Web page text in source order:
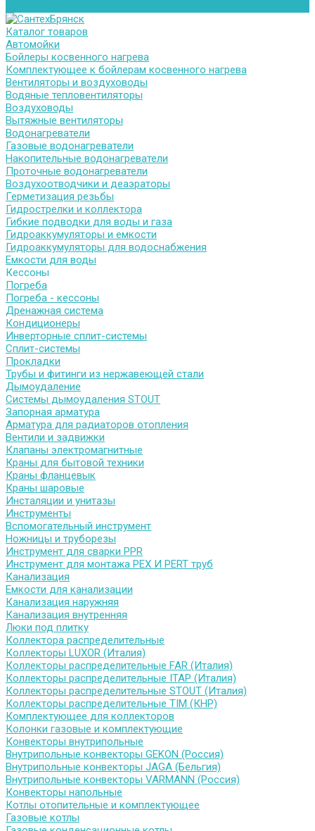
Каталог товаров
Автомойки
Бойлеры косвенного нагрева
Комплектующее к бойлерам косвенного нагрева
Вентиляторы и воздуховоды
Водяные тепловентиляторы
Воздуховоды
Вытяжные вентиляторы
Водонагреватели
Газовые водонагреватели
Накопительные водонагреватели
Проточные водонагреватели
Воздухоотводчики и деаэраторы
Герметизация резьбы
Гидрострелки и коллектора
Гибкие подводки для воды и газа
Гидроаккумуляторы и емкости
Гидроаккумуляторы для водоснабжения
Емкости для воды
Кессоны
Погреба
Погреба - кессоны
Дренажная система
Кондиционеры
Инверторные сплит-системы
Сплит-системы
Прокладки
Трубы и фитинги из нержавеющей стали
Дымоудаление
Системы дымоудаления STOUT
Запорная арматура
Арматура для радиаторов отопления
Вентили и задвижки
Клапаны электромагнитные
Краны для бытовой техники
Краны фланцевык
Краны шаровые
Инсталяции и унитазы
Инструменты
Вспомогательный инструмент
Ножницы и труборезы
Инструмент для сварки PPR
Инструмент для монтажа PEX И PERT труб
Канализация
Емкости для канализации
Канализация наружняя
Канализация внутренняя
Люки под плитку
Коллектора распределительные
Коллекторы LUXOR (Италия)
Коллекторы распределительные FAR (Италия)
Коллекторы распределительные ITAP (Италия)
Коллекторы распределительные STOUT (Италия)
Коллекторы распределительные TIM (КНР)
Комплектующее для коллекторов
Колонки газовые и комплектующие
Конвекторы внутрипольные
Внутрипольные конвекторы GEKON (Россия)
Внутрипольные конвекторы JAGA (Бельгия)
Внутрипольные конвекторы VARMANN (Россия)
Конвекторы напольные
Котлы отопительные и комплектующее
Газовые котлы